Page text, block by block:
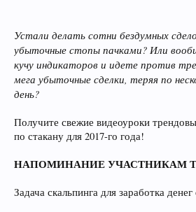
Устали делать сотни бездумных
убыточные стопы пачками? Или
кучу индикаторов и идете против
мега убыточные сделки, теряя по
день?
Получите свежие видеоуроки
по стакану для 2017-го года!
НАПОМИНАНИЕ УЧАСТНИКАМ
Задача скальпинга для заработка